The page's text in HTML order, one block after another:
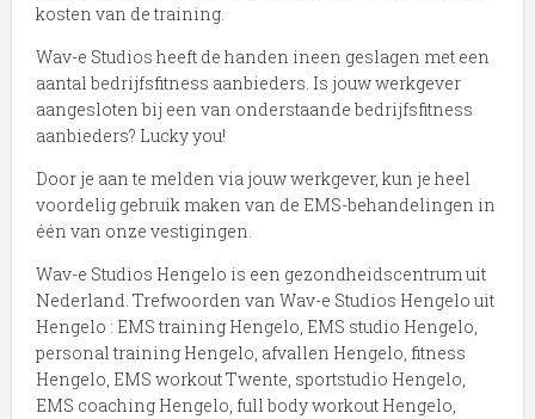
kosten van de training.
Wav-e Studios heeft de handen ineen geslagen met een
aantal bedrijfsfitness aanbieders. Is jouw werkgever
aangesloten bij een van onderstaande bedrijfsfitness
aanbieders? Lucky you!
Door je aan te melden via jouw werkgever, kun je heel
voordelig gebruik maken van de EMS-behandelingen in
één van onze vestigingen.
Wav-e Studios Hengelo is een gezondheidscentrum uit
Nederland. Trefwoorden van Wav-e Studios Hengelo uit
Hengelo : EMS training Hengelo, EMS studio Hengelo,
personal training Hengelo, afvallen Hengelo, fitness
Hengelo, EMS workout Twente, sportstudio Hengelo,
EMS coaching Hengelo, full body workout Hengelo,